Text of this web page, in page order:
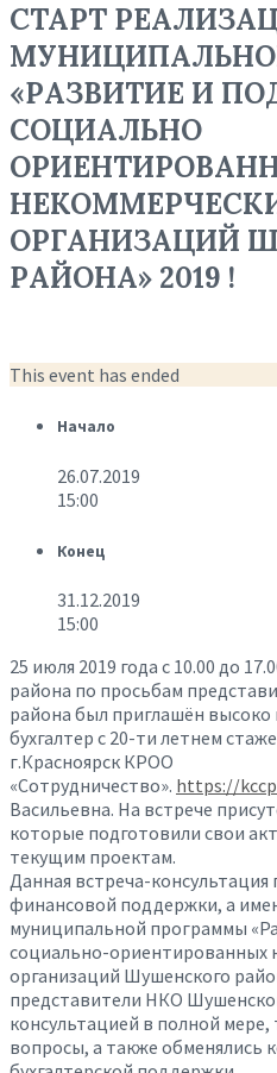
СТАРТ
«РАЗВИТИЕ И
СОЦИАЛЬНО
ОРГАНИЗАЦИЙ
РАЙОНА» 2019 !
This event has ended
Начало
26.07.2019
15:00
Конец
31.12.2019
15:00
25 июля 2019 года с 10.00 до
района по просьбам
района был приглашён
бухгалтер с 20-ти летнем
г.Красноярск КРОО
«Сотрудничество». https://
Васильевна. На встрече
которые подготовили свои
текущим проектам.
Данная встреча-
финансовой поддержки, а
муниципальной программы
социально-ориентированных
организаций Шушенского
представители НКО
консультацией в полной
вопросы, а также обменялись